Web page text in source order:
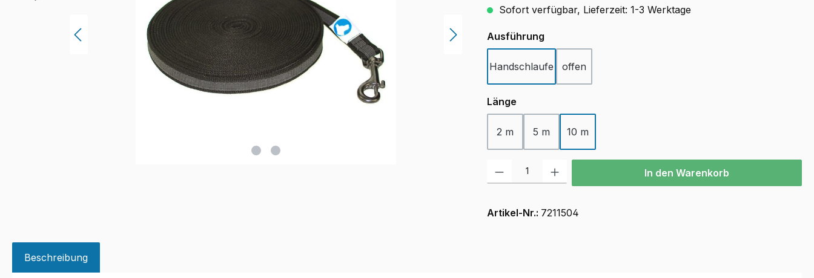
Sofort verfügbar, Lieferzeit: 1-3 Werktage
Ausführung
Handschlaufe offen
Länge
2 m 5 m 10 m
Produkt Anzahl: Gib den gewünschten Wert ein oder benutze die Schaltflächen
In den Warenkorb
Artikel-Nr.: 7211504
Beschreibung